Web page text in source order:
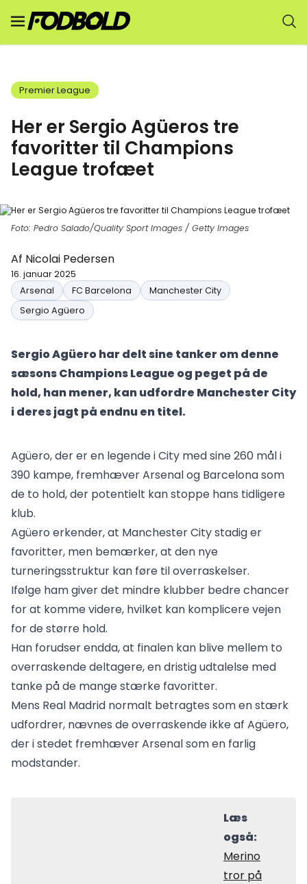
Premier League
Her er Sergio Agüeros tre
favoritter til Champions
League trofæet
Foto: Pedro Salado/Quality Sport Images / Getty Images
Af Nicolai Pedersen
16. januar 2025
Arsenal
FC Barcelona
Manchester City
Sergio Agüero
Sergio Agüero har delt sine tanker om denne
sæsons Champions League og peget på de
hold, han mener, kan udfordre Manchester City
i deres jagt på endnu en titel.
Agüero, der er en legende i City med sine 260 mål i
390 kampe, fremhæver Arsenal og Barcelona som
de to hold, der potentielt kan stoppe hans tidligere
klub.
Agüero erkender, at Manchester City stadig er
favoritter, men bemærker, at den nye
turneringsstruktur kan føre til overraskelser.
Ifølge ham giver det mindre klubber bedre chancer
for at komme videre, hvilket kan komplicere vejen
for de større hold.
Han forudser endda, at finalen kan blive mellem to
overraskende deltagere, en dristig udtalelse med
tanke på de mange stærke favoritter.
Mens Real Madrid normalt betragtes som en stærk
udfordrer, nævnes de overraskende ikke af Agüero,
der i stedet fremhæver Arsenal som en farlig
modstander.
Læs
også:
Merino
tror på